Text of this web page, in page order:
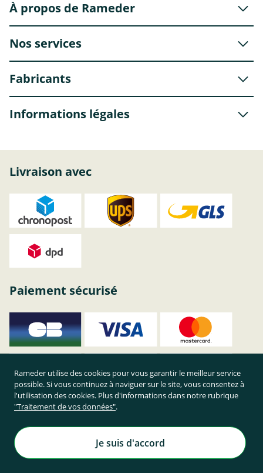
À propos de Rameder
Nos services
Fabricants
Informations légales
Livraison avec
Paiement sécurisé
Achetez en toute sécurité sur Rameder !
Rameder utilise des cookies pour vous garantir le meilleur service
possible. Si vous continuez à naviguer sur le site, vous consentez à
l'utilisation des cookies. Plus d'informations dans notre rubrique
"Traitement de vos données".
Je suis d'accord